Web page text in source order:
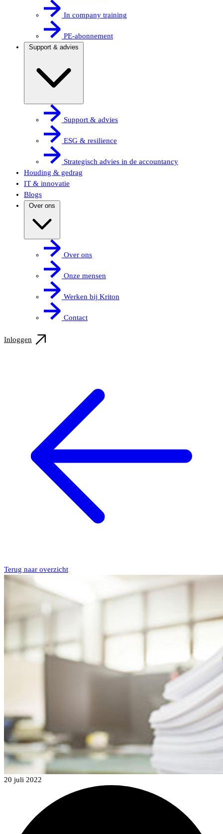
In company training
PE-abonnement
Support & advies
Support & advies
ESG & resilience
Strategisch advies in de accountancy
Houding & gedrag
IT & innovatie
Blogs
Over ons
Over ons
Onze mensen
Werken bij Kriton
Contact
Inloggen
Terug naar overzicht
20 juli 2022